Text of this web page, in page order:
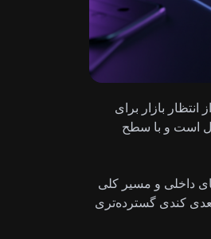
کاهش یافت و پایین‌تر از انتظار بازار برای
است و با سطح
داخلی و مسیر کلی
بعدی کندی گسترده‌تری